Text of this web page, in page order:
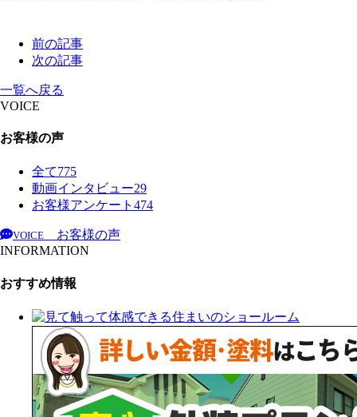
前の記事
次の記事
一覧へ戻る
VOICE
お客様の声
全て775
動画インタビュー29
お客様アンケート 474
VOICE
お客様の声
INFORMATION
おすすめ情報